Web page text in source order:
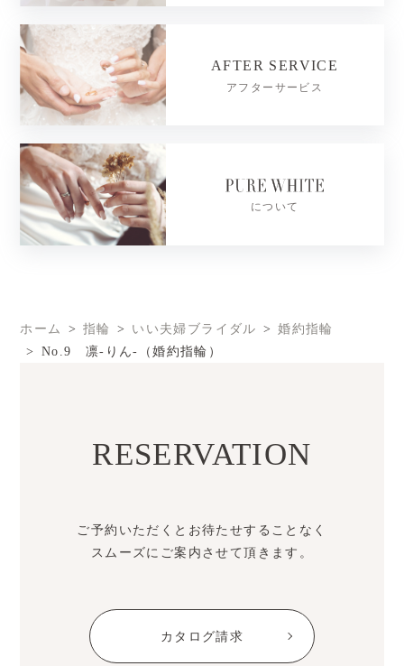
AFTER SERVICE
アフターサービス
について
ホーム 指輪 いい夫婦ブライダル
婚約指輪
No.9 凛-りん-（婚約指輪）
RESERVATION
ご予約いただくとお待たせすることなく
スムーズにご案内させて頂きます。
カタログ請求